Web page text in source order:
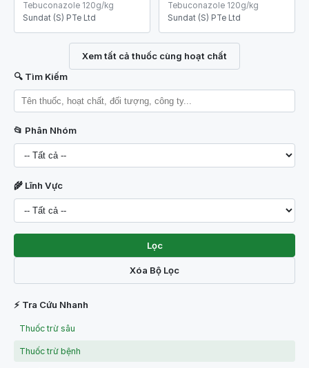
Tebuconazole 120g/kg
Sundat (S) PTe Ltd
Tebuconazole 120g/kg
Sundat (S) PTe Ltd
Xem tất cả thuốc cùng hoạt chất
🔍 Tìm Kiếm
📂 Phân Nhóm
🌾 Lĩnh Vực
Lọc
Xóa Bộ Lọc
⚡ Tra Cứu Nhanh
Thuốc trừ sâu
Thuốc trừ bệnh